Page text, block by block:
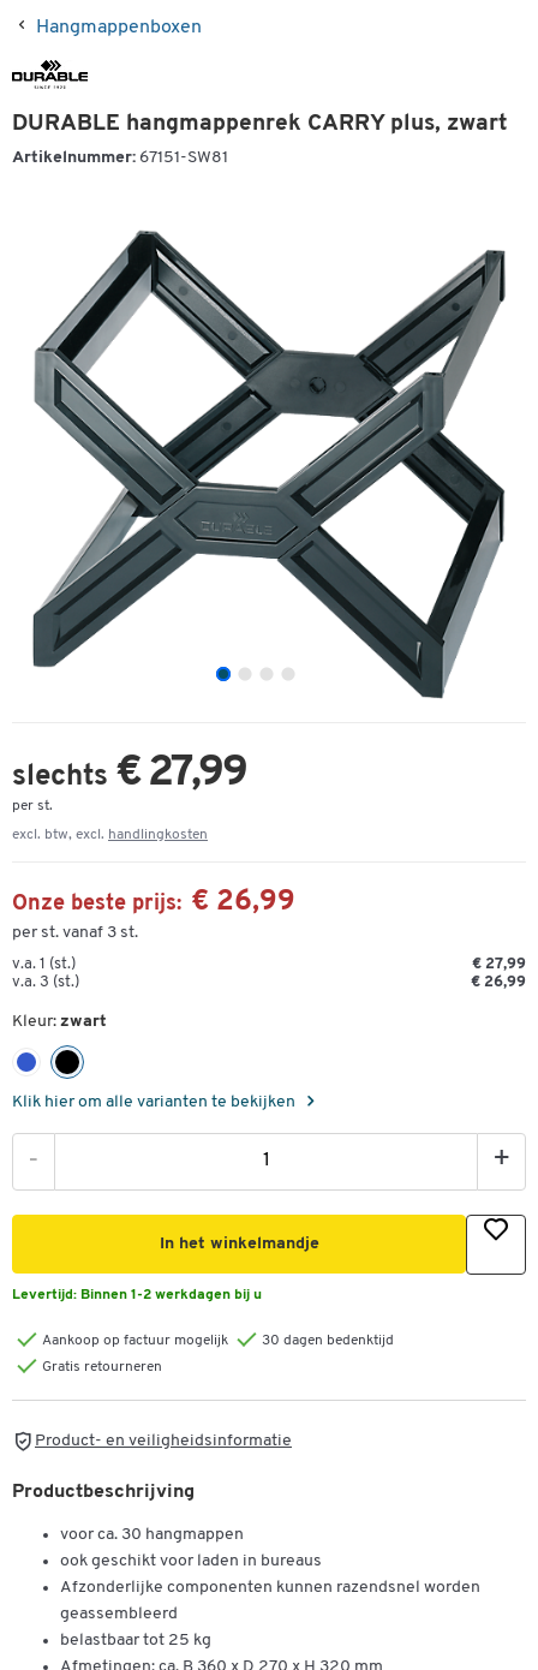
Hangmappenboxen
DURABLE hangmappenrek CARRY plus, zwart
Artikelnummer: 67151-SW81
slechts € 27,99
per st.
excl. btw, excl. handlingkosten
Onze beste prijs: € 26,99
per st. vanaf 3 st.
v.a. 1 (st.)
€ 27,99
v.a. 3 (st.)
€ 26,99
Kleur: zwart
Klik hier om alle varianten te bekijken
- +
In het winkelmandje
Levertijd: Binnen 1-2 werkdagen bij u
Aankoop op factuur mogelijk
30 dagen bedenktijd
Gratis retourneren
Product- en veiligheidsinformatie
Productbeschrijving
voor ca. 30 hangmappen
ook geschikt voor laden in bureaus
Afzonderlijke componenten kunnen razendsnel worden
geassembleerd
belastbaar tot 25 kg